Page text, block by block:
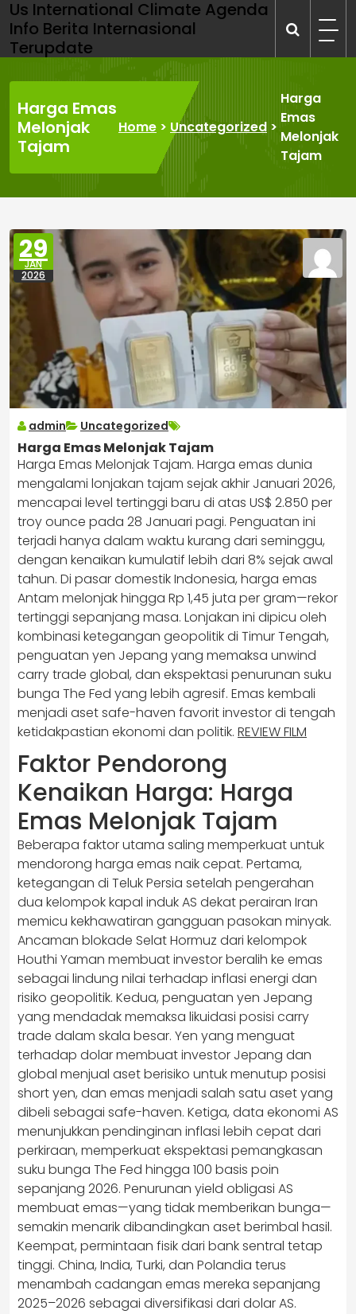
Skip
to
content
Us International Climate Agenda
Info Berita Internasional
Terupdate
Harga Emas
Melonjak
Tajam
Home > Uncategorized >
Harga
Emas
Melonjak
Tajam
29
JAN
2026
admin Uncategorized
Harga Emas Melonjak Tajam
Harga Emas Melonjak Tajam. Harga emas dunia
mengalami lonjakan tajam sejak akhir Januari 2026,
mencapai level tertinggi baru di atas US$ 2.850 per
troy ounce pada 28 Januari pagi. Penguatan ini
terjadi hanya dalam waktu kurang dari seminggu,
dengan kenaikan kumulatif lebih dari 8% sejak awal
tahun. Di pasar domestik Indonesia, harga emas
Antam melonjak hingga Rp 1,45 juta per gram—rekor
tertinggi sepanjang masa. Lonjakan ini dipicu oleh
kombinasi ketegangan geopolitik di Timur Tengah,
penguatan yen Jepang yang memaksa unwind
carry trade global, dan ekspektasi penurunan suku
bunga The Fed yang lebih agresif. Emas kembali
menjadi aset safe-haven favorit investor di tengah
ketidakpastian ekonomi dan politik. REVIEW FILM
Faktor Pendorong
Kenaikan Harga: Harga
Emas Melonjak Tajam
Beberapa faktor utama saling memperkuat untuk
mendorong harga emas naik cepat. Pertama,
ketegangan di Teluk Persia setelah pengerahan
dua kelompok kapal induk AS dekat perairan Iran
memicu kekhawatiran gangguan pasokan minyak.
Ancaman blokade Selat Hormuz dari kelompok
Houthi Yaman membuat investor beralih ke emas
sebagai lindung nilai terhadap inflasi energi dan
risiko geopolitik. Kedua, penguatan yen Jepang
yang mendadak memaksa likuidasi posisi carry
trade dalam skala besar. Yen yang menguat
terhadap dolar membuat investor Jepang dan
global menjual aset berisiko untuk menutup posisi
short yen, dan emas menjadi salah satu aset yang
dibeli sebagai safe-haven. Ketiga, data ekonomi AS
menunjukkan pendinginan inflasi lebih cepat dari
perkiraan, memperkuat ekspektasi pemangkasan
suku bunga The Fed hingga 100 basis poin
sepanjang 2026. Penurunan yield obligasi AS
membuat emas—yang tidak memberikan bunga—
semakin menarik dibandingkan aset berimbal hasil.
Keempat, permintaan fisik dari bank sentral tetap
tinggi. China, India, Turki, dan Polandia terus
menambah cadangan emas mereka sepanjang
2025–2026 sebagai diversifikasi dari dolar AS.